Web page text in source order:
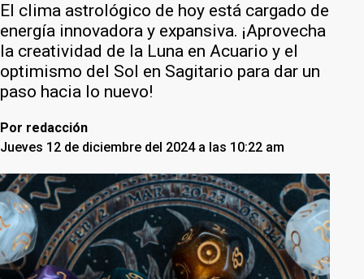
El clima astrológico de hoy está cargado de
energía innovadora y expansiva. ¡Aprovecha
la creatividad de la Luna en Acuario y el
optimismo del Sol en Sagitario para dar un
paso hacia lo nuevo!
Por redacción
Jueves 12 de diciembre del 2024 a las 10:22 am